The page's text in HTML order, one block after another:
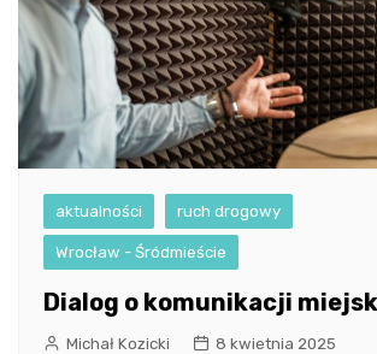
aktualności ruch drogowy
Wrocław - Śródmieście
Dialog o komunikacji
Michał Kozicki 8 kwietnia 2025